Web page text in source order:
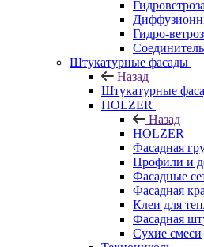
Гидро-
Штукатурные фасады
Назад
Штукатурные
HOLZER
Назад
HOLZER
Фасадная
Профили и
Фасадные
Фасадная
Клеи для
Фасадная
Сухие смеси